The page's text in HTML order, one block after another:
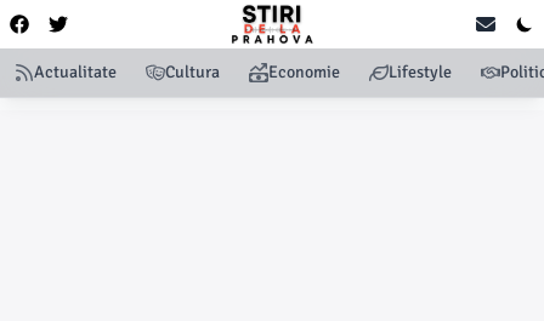
Actualitate Cultura Economie Lifestyle